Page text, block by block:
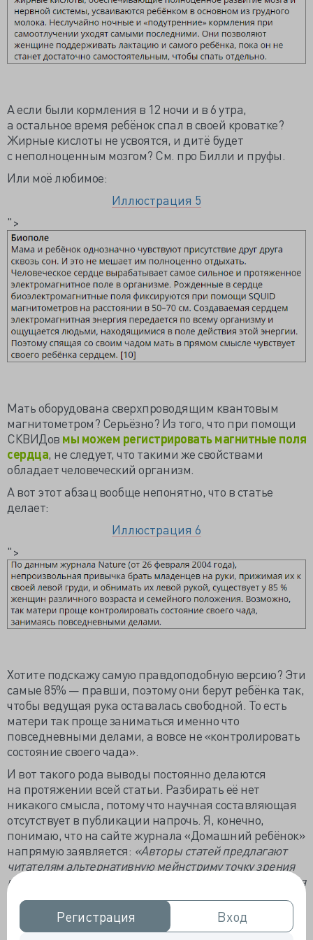
Регистрация
Регистрация Вход
Вход
А если были кормления в 12 ночи и в 6 утра,
а остальное время ребёнок спал в своей кроватке?
Жирные кислоты не усвоятся, и дитё будет
с неполноценным мозгом? См. про Билли и пруфы.
Или моё любимое:
Иллюстрация 5
">
Мать оборудована сверхпроводящим квантовым
магнитометром? Серьёзно? Из того, что при помощи
СКВИДов мы можем регистрировать магнитные поля
сердца, не следует, что такими же свойствами
обладает человеческий организм.
А вот этот абзац вообще непонятно, что в статье
делает:
Иллюстрация 6
">
Хотите подскажу самую правдоподобную версию? Эти
самые 85% — правши, поэтому они берут ребёнка так,
чтобы ведущая рука оставалась свободной. То есть
матери так проще заниматься именно что
повседневными делами, а вовсе не «контролировать
состояние своего чада».
И вот такого рода выводы постоянно делаются
на протяжении всей статьи. Разбирать её нет
никакого смысла, потому что научная составляющая
отсутствует в публикации напрочь. Я, конечно,
понимаю, что на сайте журнала «Домашний ребёнок»
напрямую заявляется: «Авторы статей предлагают
читателям альтернативную мейнстриму точку зрения
по всем вопросам, касающимся рождения, воспитания
и образования детей, семьи, здоровья и образа жизни
современного человека»
. Но не до такой же степени.
Ну а что говорит мейнстрим, кроме того, что Земля